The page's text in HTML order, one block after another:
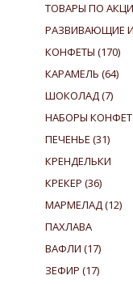
ТОВАРЫ ПО
РАЗВИВАЮЩИЕ
КОНФЕТЫ (170)
КАРАМЕЛЬ (64)
ШОКОЛАД(7)
НАБОРЫ КОНФЕТ
ПЕЧЕНЬЕ (31)
КРЕНДЕЛЬКИ
КРЕКЕР (36)
МАРМЕЛАД(12)
ПАХЛАВА
ВАФЛИ (17)
ЗЕФИР (17)